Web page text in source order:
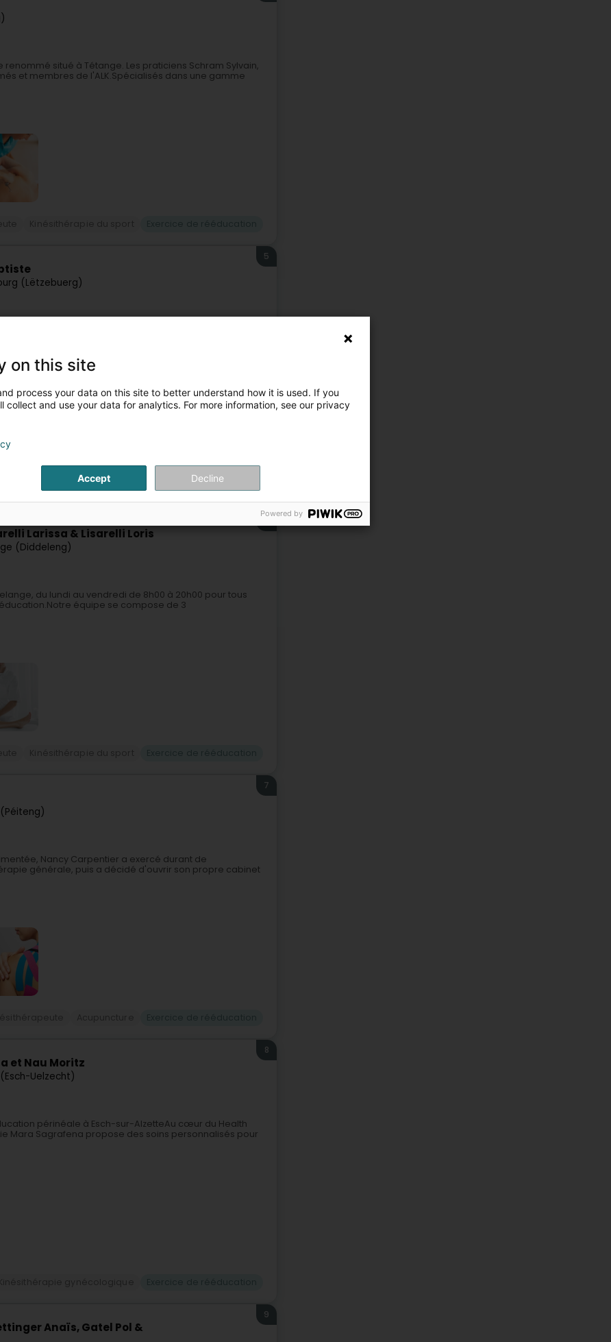
situé à Tétange. Les praticiens Schram Sylvain,
et membres de l'ALK.Spécialisés dans une gamme
(Lëtzebuerg)
5
à Limpertsberg, à 2 min à pied du parking du Glacis, je
adaptée à vos besoins spécifiques.Depuis septembre,
Drainage lymphatique Exercice de rééducation
Larissa & Lisarelli Loris
(Diddeleng)
du lundi au vendredi de 8h00 à 20h00 pour tous
équipe se compose de 3
7
Nancy Carpentier a exercé durant de
générale, puis a décidé d'ouvrir son propre cabinet
et Nau Moritz
Uelzecht)
8
périnéale à Esch-sur-AlzetteAu cœur du Health
Mara Sagrafena propose des soins personnalisés pour
Anaïs, Gatel Pol &
9
on this site
process your data on this site to better understand how it is used. If you
collect and use your data for analytics. For more information, see our privacy
Accept Decline
Powered by